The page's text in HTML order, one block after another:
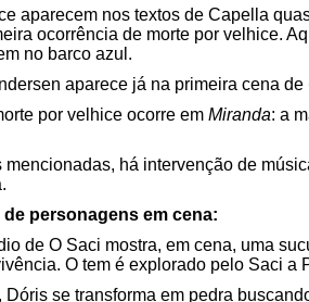
aparecem nos textos de Capella
ocorrência de morte por velhice.
no barco azul.
aparece já na primeira cena de
por velhice ocorre em Miranda: a
mencionadas, há intervenção de
de personagens em cena:
de O Saci mostra, em cena, uma
O tem é explorado pelo Saci a
, Dóris se transforma em pedra